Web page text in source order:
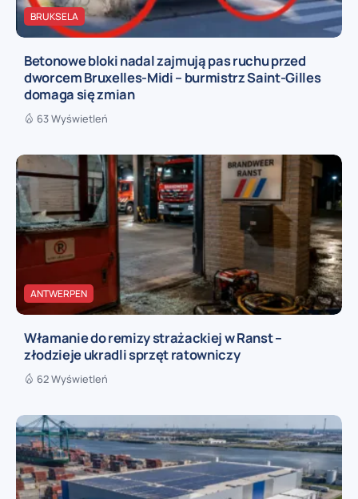
BRUKSELA
Betonowe bloki nadal zajmują pas ruchu przed
dworcem Bruxelles-Midi – burmistrz Saint-Gilles
domaga się zmian
63 Wyświetleń
ANTWERPEN
Włamanie do remizy strażackiej w Ranst –
złodzieje ukradli sprzęt ratowniczy
62 Wyświetleń